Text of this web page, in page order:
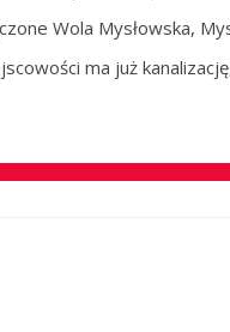
Wola Mysłowska,
ma już